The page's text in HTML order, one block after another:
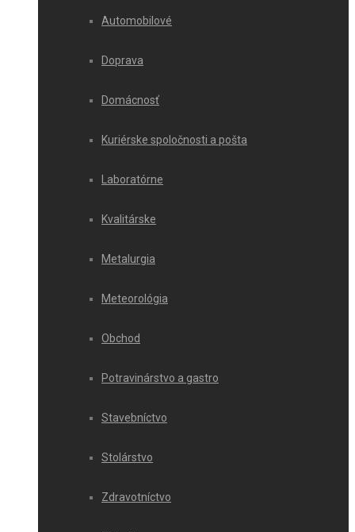
Automobilové
Doprava
Domácnosť
Kuriérske spoločnosti a pošta
Laboratórne
Kvalitárske
Metalurgia
Meteorológia
Obchod
Potravinárstvo a gastro
Stavebníctvo
Stolárstvo
Zdravotníctvo